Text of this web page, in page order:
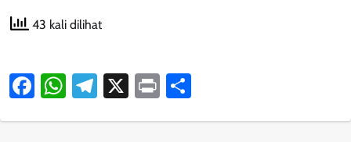
43 kali dilihat
Facebook
WhatsApp
Telegram
X Print